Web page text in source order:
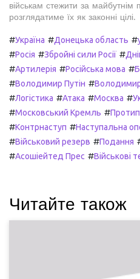
військам стежити за
розглядатиме їх як законні цілі.
#Україна #Донецька область #
#Росія #Збройні сили Росії #
#Артилерія #Російська мова #
#Володимир Путін #
#Логістика #Атака #Москва #
#Московський Кремль #
#Контрнаступ #Наступальна
#Військовий резерв #Подання
#Асошіейтед Прес #Військові
Читайте також